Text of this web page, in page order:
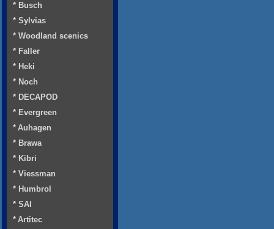
* Busch
* Sylvias
* Woodland scenics
* Faller
* Heki
* Noch
* DECAPOD
* Evergreen
* Auhagen
* Brawa
* Kibri
* Viessman
* Humbrol
* SAI
* Artitec